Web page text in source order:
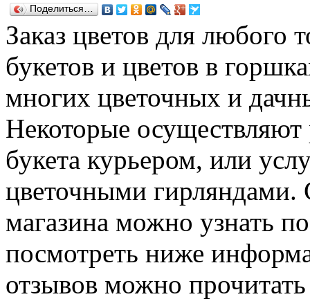
Поделиться…
Заказ цветов для любого
букетов и цветов в
многих цветочных и
Некоторые
букета курьером, или
цветочными
магазина можно узнать
посмотреть ниже
отзывов можно